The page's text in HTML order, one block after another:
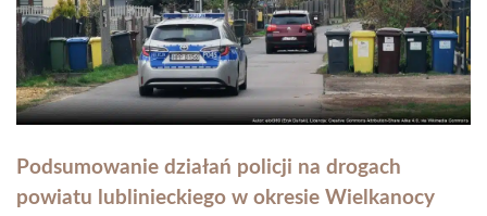
Podsumowanie działań policji na drogach
powiatu lublinieckiego w okresie Wielkanocy